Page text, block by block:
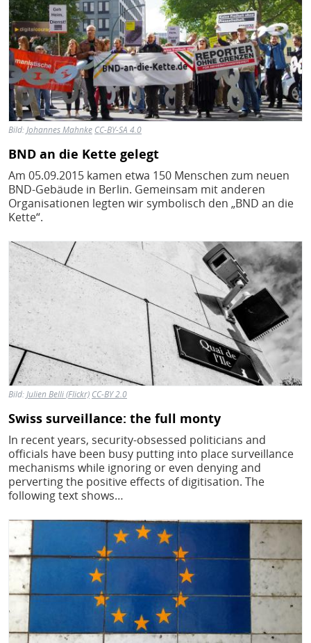
Bild:Johannes Mahnke CC-BY-SA 4.0
BND an die Kette gelegt
Am 05.09.2015 kamen etwa 150 Menschen zum neuen
BND-Gebäude in Berlin. Gemeinsam mit anderen
Organisationen legten wir symbolisch den „BND an die
Kette“.
Bild
Bild:Julien Belli (Flickr) CC-BY 2.0
Swiss surveillance: the full monty
In recent years, security-obsessed politicians and
officials have been busy putting into place surveillance
mechanisms while ignoring or even denying and
perverting the positive effects of digitisation. The
following text shows…
Bild